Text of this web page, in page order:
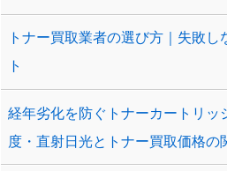
トナー買取業者の選び方｜失敗
ト
経年劣化を防ぐトナーカートリッ
度・直射日光とトナー買取価格の